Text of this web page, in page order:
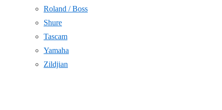
Roland / Boss
Shure
Tascam
Yamaha
Zildjian